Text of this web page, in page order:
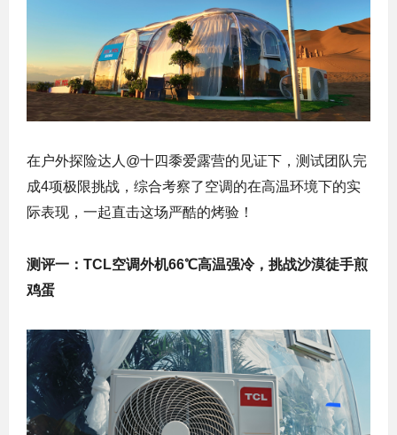
在户外探险达人@十四黍爱露营的见证下，测试团队完
成4项极限挑战，综合考察了空调的在高温环境下的实
际表现，一起直击这场严酷的烤验！
测评一：TCL空调外机66℃高温强冷，挑战沙漠徒手煎
鸡蛋